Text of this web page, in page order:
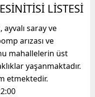
LİSTESİ
saray ve
arızası ve
mahallelerin üst
yaşanmaktadır.
etmektedir.